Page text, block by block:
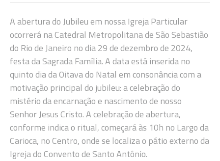
A abertura do Jubileu em nossa Igreja Particular
ocorrerá na Catedral Metropolitana de São Sebastião
do Rio de Janeiro no dia 29 de dezembro de 2024,
festa da Sagrada Família. A data está inserida no
quinto dia da Oitava do Natal em consonância com a
motivação principal do jubileu: a celebração do
mistério da encarnação e nascimento de nosso
Senhor Jesus Cristo. A celebração de abertura,
conforme indica o ritual, começará às 10h no Largo da
Carioca, no Centro, onde se localiza o pátio externo da
Igreja do Convento de Santo Antônio.